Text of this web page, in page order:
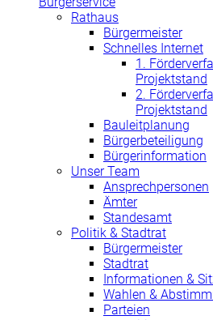
Rathaus
Bürgermeister
Schnelles Internet
1.
Projektstand
2.
Projektstand
Bauleitplanung
Bürgerbeteiligung
Bürgerinformation
Unser Team
Ansprechpersonen
Ämter
Standesamt
Politik & Stadtrat
Bürgermeister
Stadtrat
Informationen &
Wahlen &
Parteien